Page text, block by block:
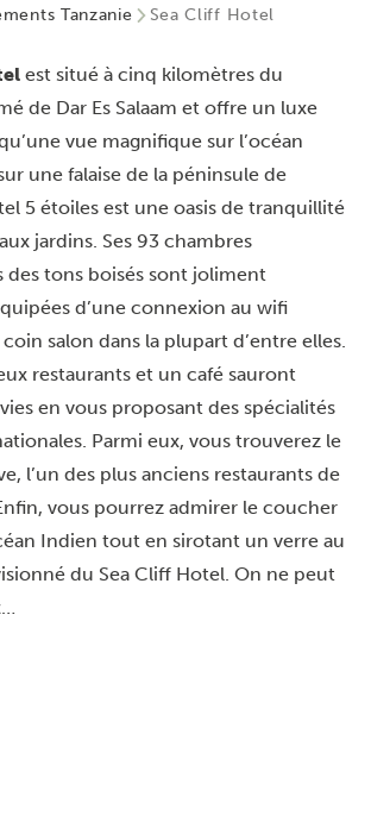
Tanzanie Sea Cliff Hotel
est situé à cinq kilomètres du
de Dar Es Salaam et offre un luxe
vue magnifique sur l’océan
une falaise de la péninsule de
5 étoiles est une oasis de tranquillité
jardins. Ses 93 chambres
des tons boisés sont joliment
d’une connexion au wifi
salon dans la plupart d’entre elles.
restaurants et un café sauront
en vous proposant des spécialités
Parmi eux, vous trouverez le
l’un des plus anciens restaurants de
vous pourrez admirer le coucher
Indien tout en sirotant un verre au
du Sea Cliff Hotel. On ne peut